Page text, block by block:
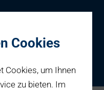
Cookies
Cookies, um Ihnen
zu bieten. Im